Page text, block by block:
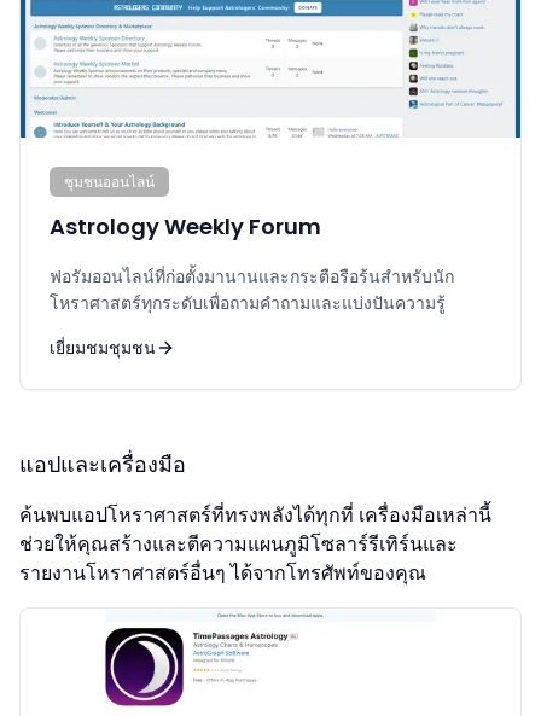
ชุมชนออนไลน์
Astrology Weekly Forum
ฟอรัมออนไลน์ที่ก่อตั้งมานานและกระตือรือร้นสำหรับนัก
โหราศาสตร์ทุกระดับเพื่อถามคำถามและแบ่งปันความรู้
เยี่ยมชมชุมชน
แอปและเครื่องมือ
ค้นพบแอปโหราศาสตร์ที่ทรงพลังได้ทุกที่ เครื่องมือเหล่านี้
ช่วยให้คุณสร้างและตีความแผนภูมิโซลาร์รีเทิร์นและ
รายงานโหราศาสตร์อื่นๆ ได้จากโทรศัพท์ของคุณ